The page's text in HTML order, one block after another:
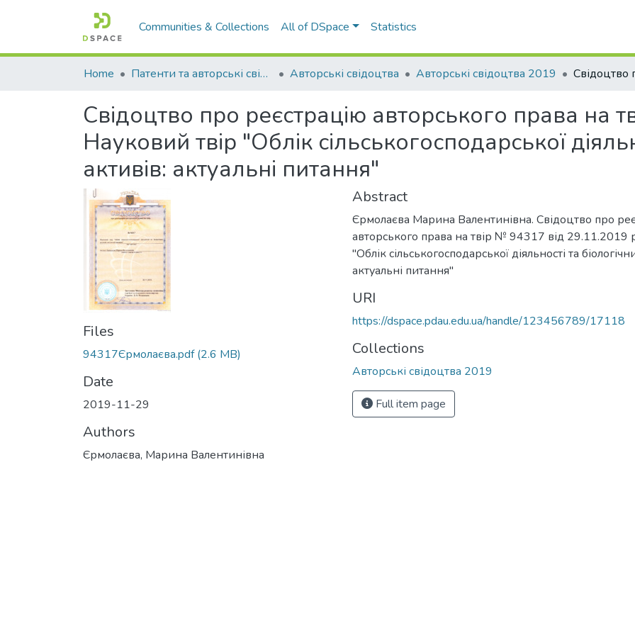
Communities & Collections All of DSpace Statistics
Home Патенти та авторські свідоцтва Авторські свідоцтва Авторські свідоцтва 2019
Свідоцтво про реєстрацію авторського права на
Науковий твір "Облік сільськогосподарської
активів: актуальні питання"
Files
94317Єрмолаєва.pdf(2.6 MB)
Date
2019-11-29
Authors
Єрмолаєва, Марина Валентинівна
Abstract
Єрмолаєва Марина Валентинівна. Свідоцтво про
авторського права на твір № 94317 від 29.11.2019
"Облік сільськогосподарської діяльності та
актуальні питання"
URI
https://dspace.pdau.edu.ua/handle/123456789/17118
Collections
Авторські свідоцтва 2019
Full item page